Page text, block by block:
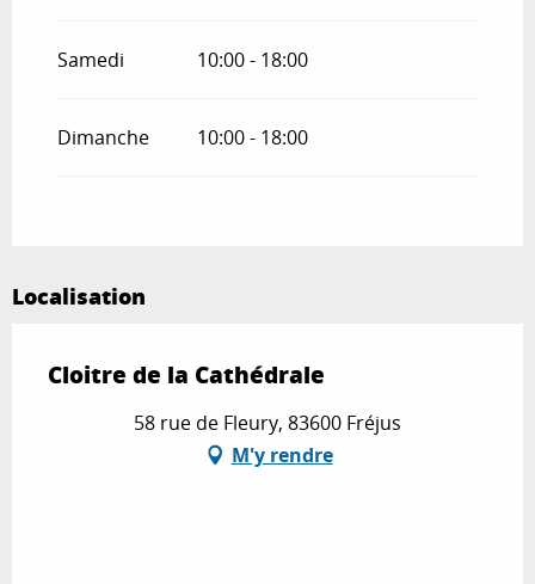
Samedi 10:00 - 18:00
Dimanche 10:00 - 18:00
Localisation
Cloitre de la Cathédrale
58 rue de Fleury, 83600 Fréjus
M'y rendre